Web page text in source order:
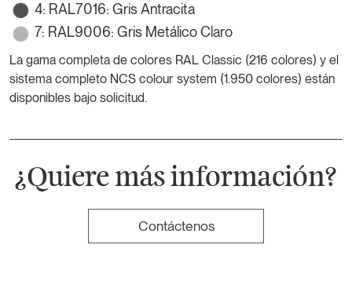
4: RAL7016: Gris Antracita
7: RAL9006: Gris Metálico Claro
La gama completa de colores RAL Classic (216 colores) y el
sistema completo NCS colour system (1.950 colores) están
disponibles bajo solicitud.
¿Quiere más información?
Contáctenos